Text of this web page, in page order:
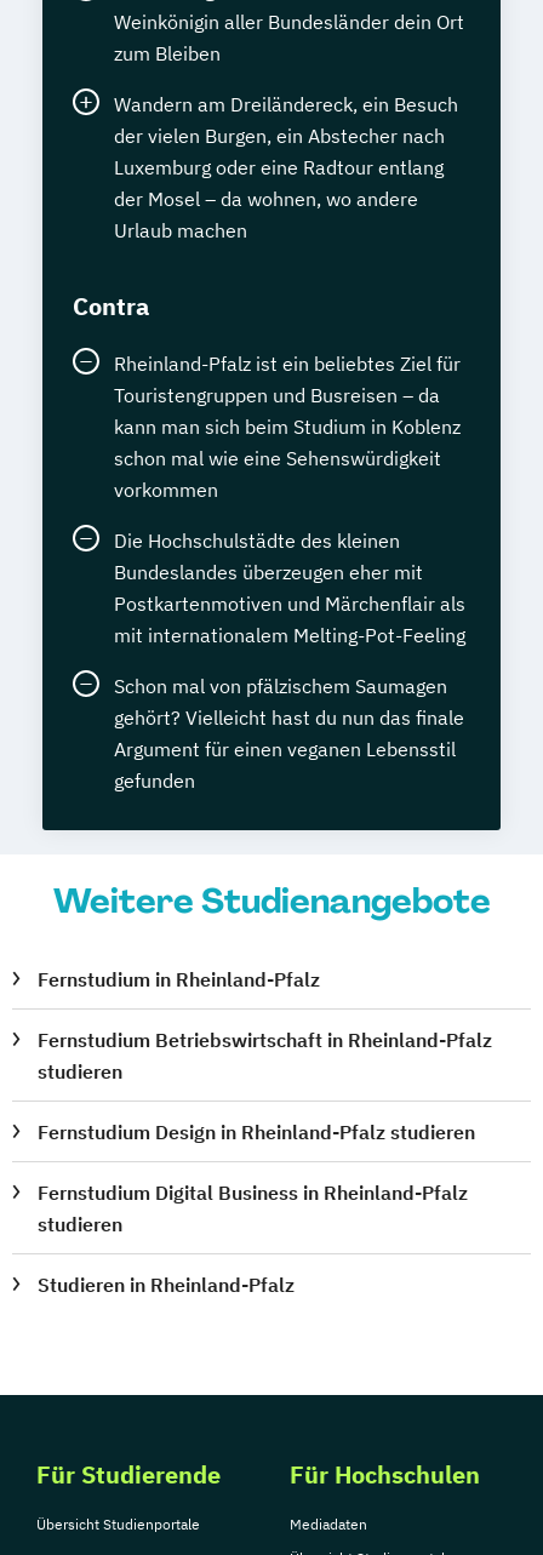
Weinkönigin aller Bundesländer dein Ort
zum Bleiben
Wandern am Dreiländereck, ein Besuch
der vielen Burgen, ein Abstecher nach
Luxemburg oder eine Radtour entlang
der Mosel – da wohnen, wo andere
Urlaub machen
Contra
Rheinland-Pfalz ist ein beliebtes Ziel für
Touristengruppen und Busreisen – da
kann man sich beim Studium in Koblenz
schon mal wie eine Sehenswürdigkeit
vorkommen
Die Hochschulstädte des kleinen
Bundeslandes überzeugen eher mit
Postkartenmotiven und Märchenflair als
mit internationalem Melting-Pot-Feeling
Schon mal von pfälzischem Saumagen
gehört? Vielleicht hast du nun das finale
Argument für einen veganen Lebensstil
gefunden
Weitere Studienangebote
Fernstudium in Rheinland-Pfalz
Fernstudium Betriebswirtschaft in Rheinland-Pfalz
studieren
Fernstudium Design in Rheinland-Pfalz studieren
Fernstudium Digital Business in Rheinland-Pfalz
studieren
Studieren in Rheinland-Pfalz
Für Studierende
Übersicht Studienportale
Für Hochschulen
Mediadaten